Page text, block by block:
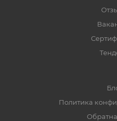
Политика